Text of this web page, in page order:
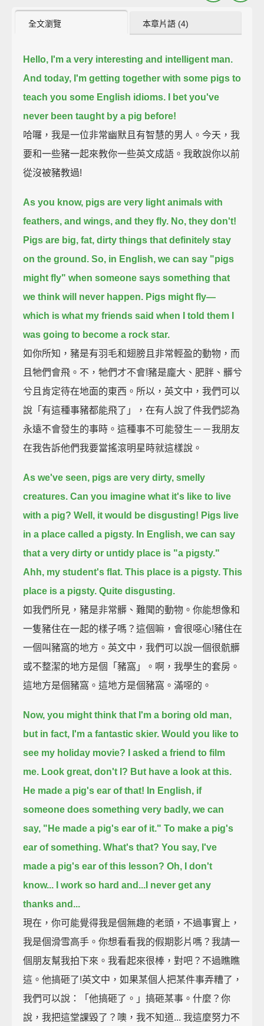
全文瀏覽 本章片語 (4)
Hello, I'm a very interesting and intelligent man.
And today, I'm getting together with some pigs to
teach you some English idioms.
I bet you've
never been taught by a pig before!
哈囉，我是一位非常幽默且有智慧的男人。今天，我
要和一些豬一起來教你一些英文成語。我敢說你以前
從沒被豬教過!
As you know, pigs are very light animals with
feathers, and wings, and they fly. No, they don't!
Pigs are big, fat, dirty things that definitely stay
on the ground. So, in English, we can say "pigs
might fly" when someone says something that
we think will never happen. Pigs might fly—
which is what my friends said when I told them I
was going to become a rock star.
如你所知，豬是有羽毛和翅膀且非常輕盈的動物，而
且牠們會飛。不，牠們才不會!豬是龐大、肥胖、髒兮
兮且肯定待在地面的東西。所以，英文中，我們可以
說「有這種事豬都能飛了」，在有人說了件我們認為
永遠不會發生的事時。這種事不可能發生－－我朋友
在我告訴他們我要當搖滾明星時就這樣說。
As we've seen, pigs are very dirty, smelly
creatures. Can you imagine what it's like to live
with a pig? Well, it would be disgusting! Pigs live
in a place called a pigsty. In English, we can say
that a very dirty or untidy place is "a pigsty."
Ahh, my student's flat. This place is a pigsty. This
place is a pigsty. Quite disgusting.
如我們所見，豬是非常髒、難聞的動物。你能想像和
一隻豬住在一起的樣子嗎？這個嘛，會很噁心!豬住在
一個叫豬窩的地方。英文中，我們可以說一個很骯髒
或不整潔的地方是個「豬窩」。啊，我學生的套房。
這地方是個豬窩。這地方是個豬窩。滿噁的。
Now, you might think that I'm a boring old man,
but in fact, I'm a fantastic skier. Would you like to
see my holiday movie?
I asked a friend to film
me. Look great, don't I? But have a look at this.
He made a pig's ear of that! In English, if
someone does something very badly, we can
say, "He made a pig's ear of it." To make a pig's
ear of something. What's that? You say, I've
made a pig's ear of this lesson? Oh, I don't
know...
I work so hard and...I never get any
thanks and...
現在，你可能覺得我是個無趣的老頭，不過事實上，
我是個滑雪高手。你想看看我的假期影片嗎？我請一
個朋友幫我拍下來。我看起來很棒，對吧？不過瞧瞧
這。他搞砸了!英文中，如果某個人把某件事弄糟了，
我們可以說：「他搞砸了。」搞砸某事。什麼？你
說，我把這堂課毀了？噢，我不知道... 我這麼努力不